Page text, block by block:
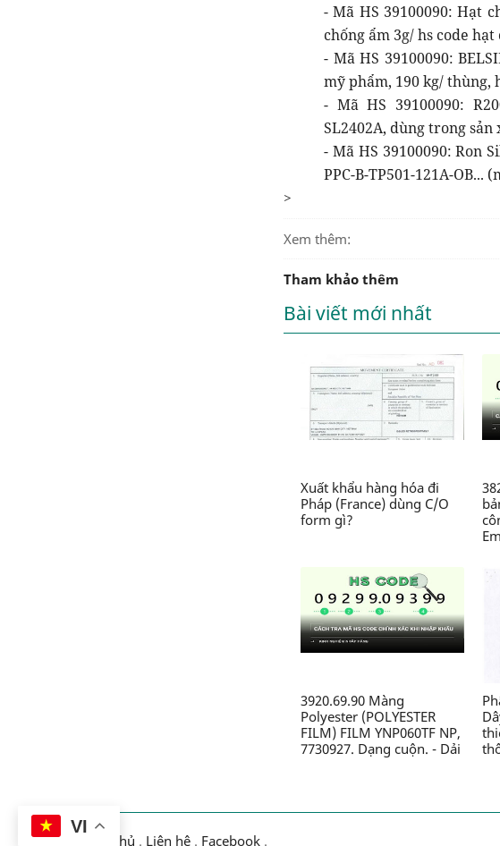
- Mã HS 39100090: Hạt
chống ẩm 3g/ hs code hạt
- Mã HS 39100090:
mỹ phẩm, 190 kg/ thùng,
- Mã HS 39100090:
SL2402A, dùng trong sản
- Mã HS 39100090: Ron
PPC-B-TP501-121A-
>
Xem thêm:
Tham khảo thêm
Bài viết mới nhất
Xuất khẩu hàng hóa đi
Pháp (France) dùng C/O
form gì?
3920.69.90 Màng
Polyester (POLYESTER
FILM) FILM YNP060TF NP,
7730927. Dạng cuộn. - Dải
chưa được gắn lớp bề
Trang chủ . Liên hệ . Facebook .
VI